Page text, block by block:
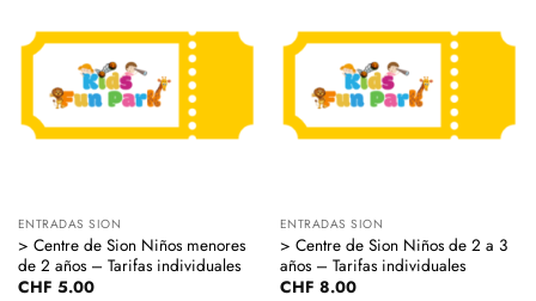
ENTRADAS SION
> Centre de Sion Niños menores
de 2 años – Tarifas individuales
CHF 5.00
ENTRADAS SION
> Centre de Sion Niños de 2 a 3
años – Tarifas individuales
CHF 8.00